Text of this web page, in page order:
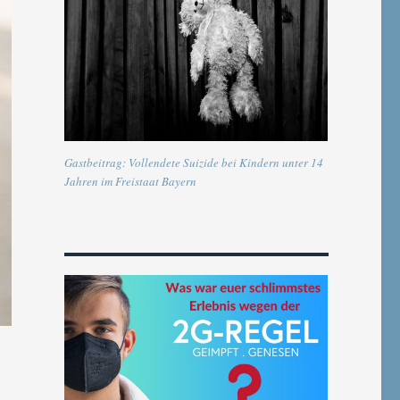
Gastbeitrag: Vollendete Suizide bei Kindern unter 14
Jahren im Freistaat Bayern